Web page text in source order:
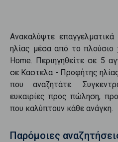
Ανακαλύψτε επαγγελματικά
ηλίας μέσα από το πλούσιο
Home. Περιηγηθείτε σε 5
σε Καστελα - Προφήτης
που αναζητάτε.
ευκαιρίες προςπώληση,
που καλύπτουν κάθε ανάγκη.
Παρόμοιες